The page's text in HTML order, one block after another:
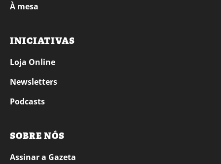
À mesa
INICIATIVAS
Loja Online
Newsletters
Podcasts
SOBRE NÓS
Assinar a Gazeta